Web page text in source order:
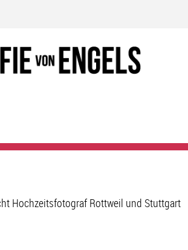
Hochzeitsfotograf Rottweil und Stuttgart